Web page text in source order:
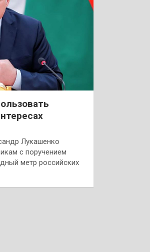
Лукашенко
с поручением
метр российских